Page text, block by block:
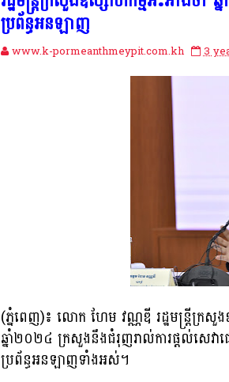
ប្រព័ន្ធអនឡាញ
www.k-pormeanthmeypit.com.kh 3
(ភ្នំពេញ)៖ លោក ហែម វណ្ណឌី រដ្ឋមន្រ្តីក្រសួងឧ
ឆ្នាំ២០២៤ ក្រសួងនឹងជំរុញរាល់ការផ្តល់សេវា
ប្រព័ន្ធអនឡាញទាំងអស់។